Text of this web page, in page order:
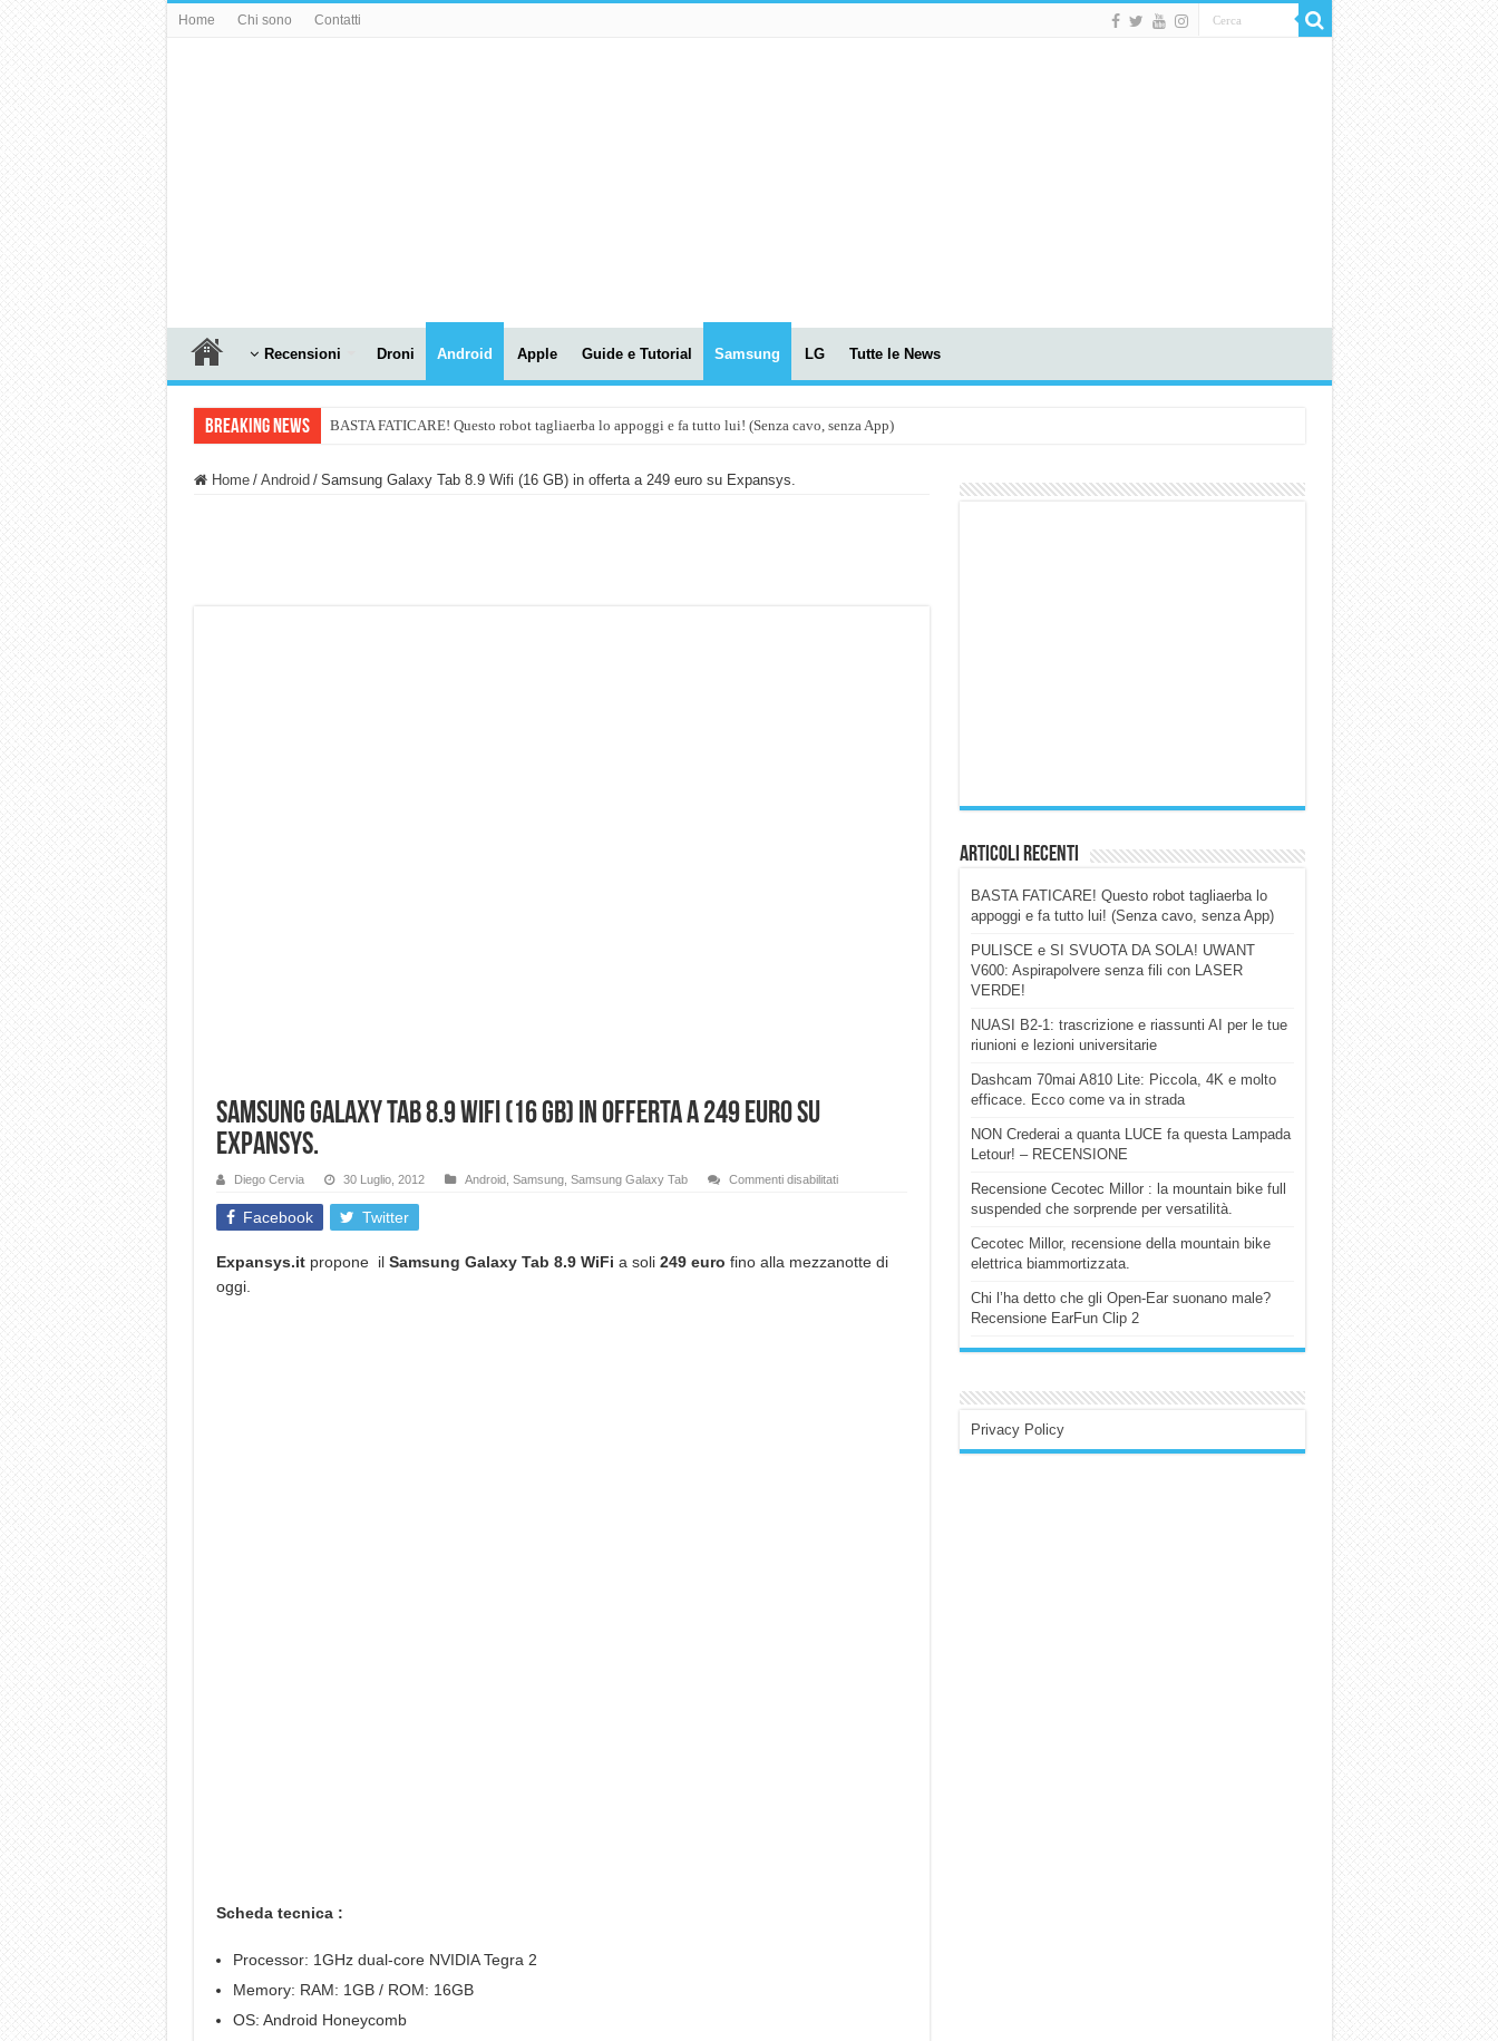
Home Chi sono Contatti
Recensioni Droni Android Apple Guide e Tutorial Samsung LG Tutte le News
Breaking News BASTA FATICARE! Questo robot tagliaerba lo appoggi e fa tutto lui! (Senza cavo, senza App)
Home / Android / Samsung Galaxy Tab 8.9 Wifi (16 GB) in offerta a 249 euro su Expansys.
Samsung Galaxy Tab 8.9 Wifi (16 GB) in offerta a 249 euro su
Expansys.
Diego Cervia 30 Luglio, 2012 Android, Samsung, Samsung Galaxy Tab Commenti disabilitatisu
(16
GB)
Facebook Twitter
Expansys.itpropone il Samsung Galaxy Tab 8.9 WiFi a soli 249 euro fino alla mezzanotte di
oggi.
Scheda tecnica :
Processor: 1GHz dual-core NVIDIA Tegra 2
Memory: RAM: 1GB / ROM: 16GB
OS: Android Honeycomb
Articoli Recenti
BASTA FATICARE! Questo robot tagliaerba lo
appoggi e fa tutto lui! (Senza cavo, senza App)
PULISCE e SI SVUOTA DA SOLA! UWANT
V600: Aspirapolvere senza fili con LASER
VERDE!
NUASI B2-1: trascrizione e riassunti AI per le tue
riunioni e lezioni universitarie
Dashcam 70mai A810 Lite: Piccola, 4K e molto
efficace. Ecco come va in strada
NON Crederai a quanta LUCE fa questa Lampada
Letour! – RECENSIONE
Recensione Cecotec Millor : la mountain bike full
suspended che sorprende per versatilità.
Cecotec Millor, recensione della mountain bike
elettrica biammortizzata.
Chi l’ha detto che gli Open-Ear suonano male?
Recensione EarFun Clip 2
Privacy Policy